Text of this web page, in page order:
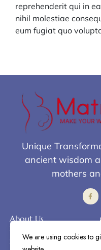
reprehenderit qui in
nihil molestiae
eum fugiat quo
Unique
ancient wisdom
mothers
About Us
Our Story
We are using cookies to